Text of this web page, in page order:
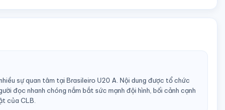
sự quan tâm tại Brasileiro U20 A. Nội dung được tổ chức
đọc nhanh chóng nắm bắt sức mạnh đội hình, bối cảnh cạnh
của CLB.